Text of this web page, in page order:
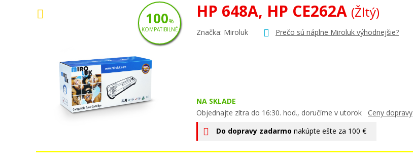
HP 648A, HP CE262A (Žltý)
Značka: Miroluk Prečo sú náplne Miroluk výhodnejšie?
NA SKLADE
Objednajte zítra do 16:30. hod., doručíme v utorok Ceny dopravy
Do dopravy zadarmo nakúpte ešte za 100 €
100%
KOMPATIBILNÉ